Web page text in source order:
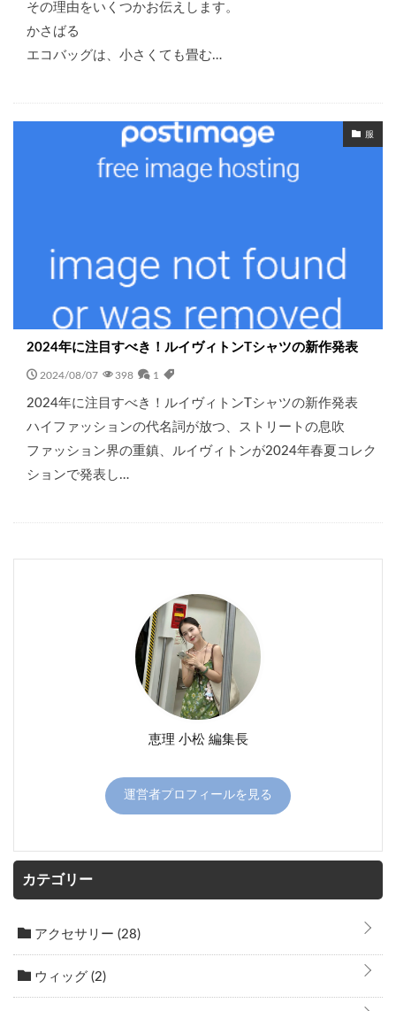
その理由をいくつかお伝えします。
かさばる
エコバッグは、小さくても畳む…
服
2024年に注目すべき！ルイヴィトンTシャツの新作発表
2024/08/07 398 1
2024年に注目すべき！ルイヴィトンTシャツの新作発表
ハイファッションの代名詞が放つ、ストリートの息吹
ファッション界の重鎮、ルイヴィトンが2024年春夏コレク
ションで発表し…
恵理 小松 編集長
運営者プロフィールを見る
カテゴリー
アクセサリー (28)
ウィッグ (2)